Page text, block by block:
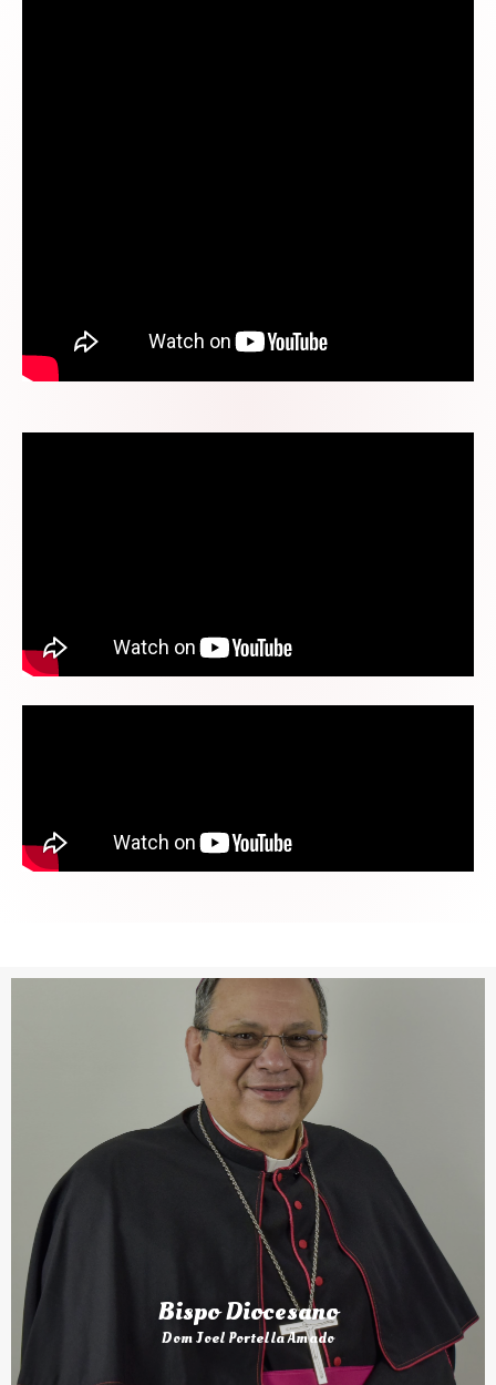
Bispo Diocesano
Dom Joel Portella Amado